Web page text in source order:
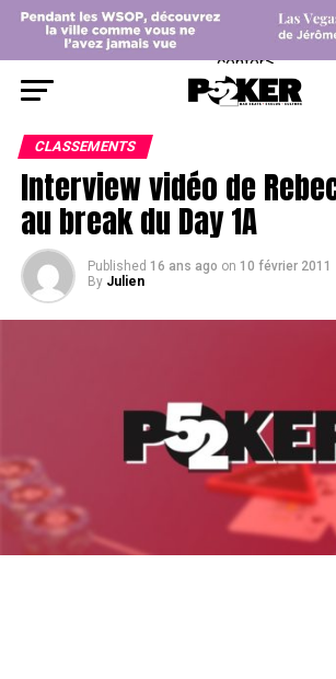
center>
CLASSEMENTS
Interview vidéo de
au break du Day 1A
Published 16 ans ago on 10 février 2011
By Julien